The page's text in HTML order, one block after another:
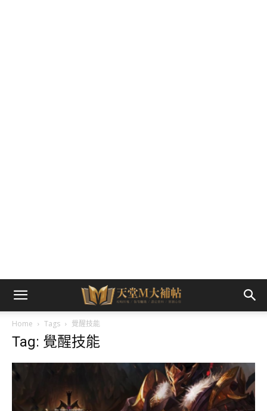
Home Tags 覺醒技能
Tag: 覺醒技能